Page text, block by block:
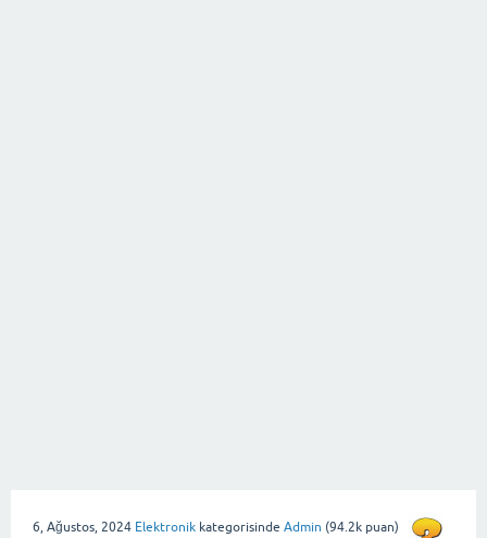
6, Ağustos, 2024 Elektronik kategorisinde Admin (94.2k puan)